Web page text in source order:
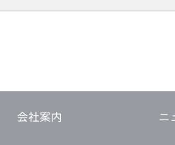
会社案内 ニ